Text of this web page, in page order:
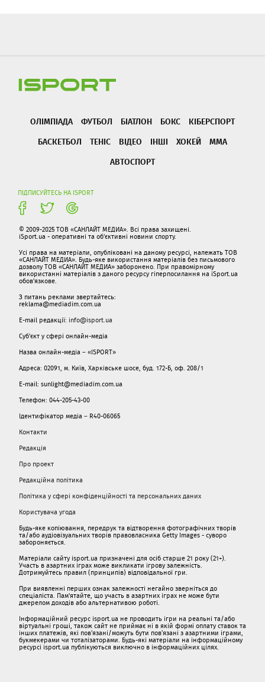
ОЛІМПІАДА ФУТБОЛ БІАТЛОН БОКС
КІБЕРСПОРТ
БАСКЕТБОЛ
ТЕНІС ВІДЕО ІНШІ ХОКЕЙ
ММА
АВТОСПОРТ
ПІДПИСУЙТЕСЬ НА ISPORT
© 2009-2025 ТОВ «САНЛАЙТ МЕДИА». Всі права захищені.
iSport.ua - оперативні та об'єктивні новини спорту.
Усі права на матеріали, опубліковані на даному ресурсі, належать ТОВ
«САНЛАЙТ МЕДИА». Будь-яке використання матеріалів без письмового
дозволу ТОВ «САНЛАЙТ МЕДИА» заборонено. При правомірному
використанні матеріалів з даного ресурсу гіперпосилання на iSport.ua
обов'язкове.
З питань реклами звертайтесь:
reklama@mediadim.com.ua
E-mail редакції: info@isport.ua
Суб'єкт у сфері онлайн-медіа
Назва онлайн-медіа – «ISPORT»
Адреса: 02091, м. Київ, Харківське шосе, буд. 172-Б, оф. 208/1
E-mail: sunlight@mediadim.com.ua
Телефон: 044-205-43-00
Ідентифікатор медіа – R40-06065
Контакти
Редакція
Про проект
Редакційна політика
Політика у сфері конфіденційності та персональних даних
Користувача угода
Будь-яке копіювання, передрук та відтворення фотографічних творів
та/або аудіовізуальних творів правовласника Getty Images - суворо
забороняється.
Матеріали сайту isport.ua призначені для осіб старше 21 року (21+).
Участь в азартних іграх може викликати ігрову залежність.
Дотримуйтесь правил (принципів) відповідальної гри.
При виявленні перших ознак залежності негайно зверніться до
спеціаліста. Пам'ятайте, що участь в азартних іграх не може бути
джерелом доходів або альтернативою роботі.
Інформаційний ресурс isport.ua не проводить ігри на реальні та/або
віртуальні гроші, також сайт не приймає ні в якій формі оплату ставок та
інших платежів, які пов’язані/можуть бути пов’язані з азартними іграми,
букмекерами чи тоталізаторами. Будь-які матеріали на інформаційному
ресурсі isport.ua публікуються виключно в інформаційних цілях.